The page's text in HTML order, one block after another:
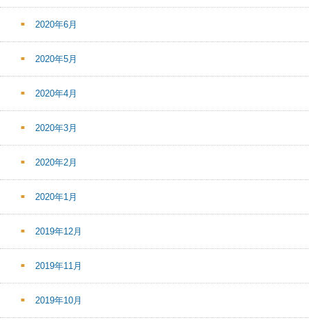
2020年6月
2020年5月
2020年4月
2020年3月
2020年2月
2020年1月
2019年12月
2019年11月
2019年10月